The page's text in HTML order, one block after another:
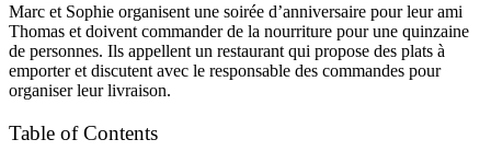
Marc et Sophie organisent une soirée d’anniversaire pour leur ami
Thomas et doivent commander de la nourriture pour une quinzaine
de personnes. Ils appellent un restaurant qui propose des plats à
emporter et discutent avec le responsable des commandes pour
organiser leur livraison.
Table of Contents